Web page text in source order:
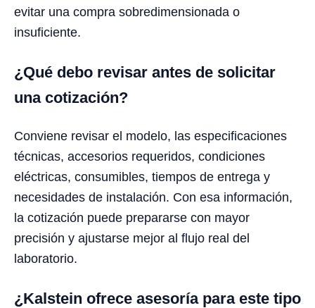
evitar una compra sobredimensionada o
insuficiente.
¿Qué debo revisar antes de solicitar
una cotización?
Conviene revisar el modelo, las especificaciones
técnicas, accesorios requeridos, condiciones
eléctricas, consumibles, tiempos de entrega y
necesidades de instalación. Con esa información,
la cotización puede prepararse con mayor
precisión y ajustarse mejor al flujo real del
laboratorio.
¿Kalstein ofrece asesoría para este tipo